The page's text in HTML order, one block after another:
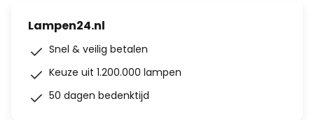
Lampen24.nl
Snel & veilig betalen
Keuze uit 1.200.000 lampen
50 dagen bedenktijd